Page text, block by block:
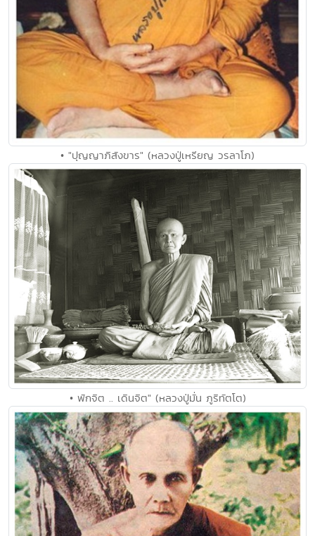
• "ปุญญาภิสังขาร" (หลวงปู่เหรียญ วรลาโภ)
• พักจิต .. เดินจิต" (หลวงปู่มั่น ภูริทัตโต)